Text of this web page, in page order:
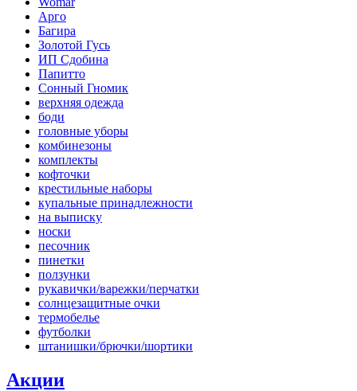
Арго
Багира
Золотой Гусь
ИП Сдобина
Папитто
Сонный Гномик
верхняя одежда
боди
головные уборы
комбинезоны
комплекты
кофточки
крестильные наборы
купальные принадлежности
на выписку
носки
песочник
пинетки
ползунки
рукавички/варежки/перчатки
солнцезащитные очки
термобелье
футболки
штанишки/брючки/шортики
Акции